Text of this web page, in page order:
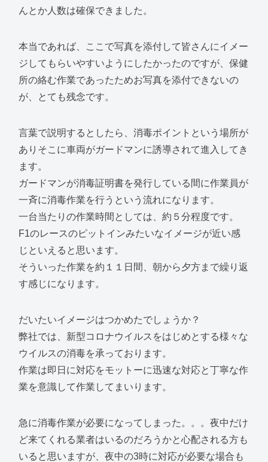
んとか人数は確保できました。
本当であれば、ここで写真を添付して皆さんにイメー
ジしてもらいやすいようにしたかったのですが、保健
所の絡む作業であったためお写真を添付できないの
が、とても残念です。
言葉で説明するとしたら、消毒ポイントという場所が
ありそこに車両がガードマンに誘導されて進入してき
ます。
ガードマンが消毒証明書を発行している間に作業員が
一斉に消毒作業を行うという流れになります。
一台当たりの作業時間としては、約５分程度です。
F1のレースのピットインみたいなイメージが近い感
じといえると思います。
そういった作業を約１１日間、朝から夕方まで繰り返
す感じになります。
だいたいイメージはつかめたでしょうか？
弊社では、新型コロナウイルスをはじめとする様々な
ウイルスの消毒を承っております。
作業は即日に対応をモットーに迅速な対応と丁寧な作
業を意識して作業してまいります。
急に消毒作業が必要になってしまった。。。夜中だけ
ど来てくれる業者はいるのだろうかと心配される方も
いると思いますが、夜中の3時に対応が必要な場合も